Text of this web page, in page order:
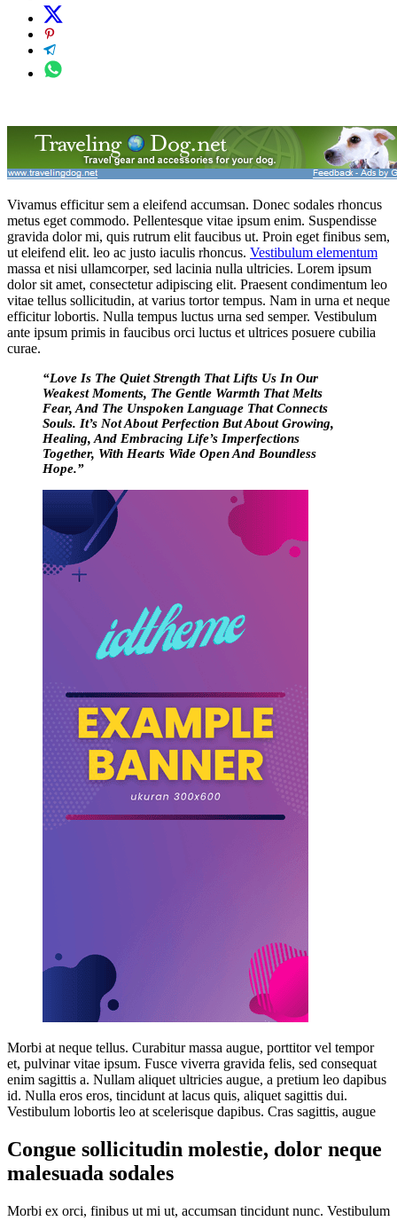
Vivamus efficitur sem a eleifend accumsan. Donec sodales rhoncus
metus eget commodo. Pellentesque vitae ipsum enim. Suspendisse
gravida dolor mi, quis rutrum elit faucibus ut. Proin eget finibus sem,
ut eleifend elit. leo ac justo iaculis rhoncus. Vestibulum elementum
massa et nisi ullamcorper, sed lacinia nulla ultricies. Lorem ipsum
dolor sit amet, consectetur adipiscing elit. Praesent condimentum leo
vitae tellus sollicitudin, at varius tortor tempus. Nam in urna et neque
efficitur lobortis. Nulla tempus luctus urna sed semper. Vestibulum
ante ipsum primis in faucibus orci luctus et ultrices posuere cubilia
curae.
“Love Is The Quiet Strength That Lifts Us In Our
Weakest Moments, The Gentle Warmth That Melts
Fear, And The Unspoken Language That Connects
Souls. It’s Not About Perfection But About Growing,
Healing, And Embracing Life’s Imperfections
Together, With Hearts Wide Open And Boundless
Hope.”
Morbi at neque tellus. Curabitur massa augue, porttitor vel tempor
et, pulvinar vitae ipsum. Fusce viverra gravida felis, sed consequat
enim sagittis a. Nullam aliquet ultricies augue, a pretium leo dapibus
id. Nulla eros eros, tincidunt at lacus quis, aliquet sagittis dui.
Vestibulum lobortis leo at scelerisque dapibus. Cras sagittis, augue
Congue sollicitudin molestie, dolor neque
malesuada sodales
Morbi ex orci, finibus ut mi ut, accumsan tincidunt nunc. Vestibulum